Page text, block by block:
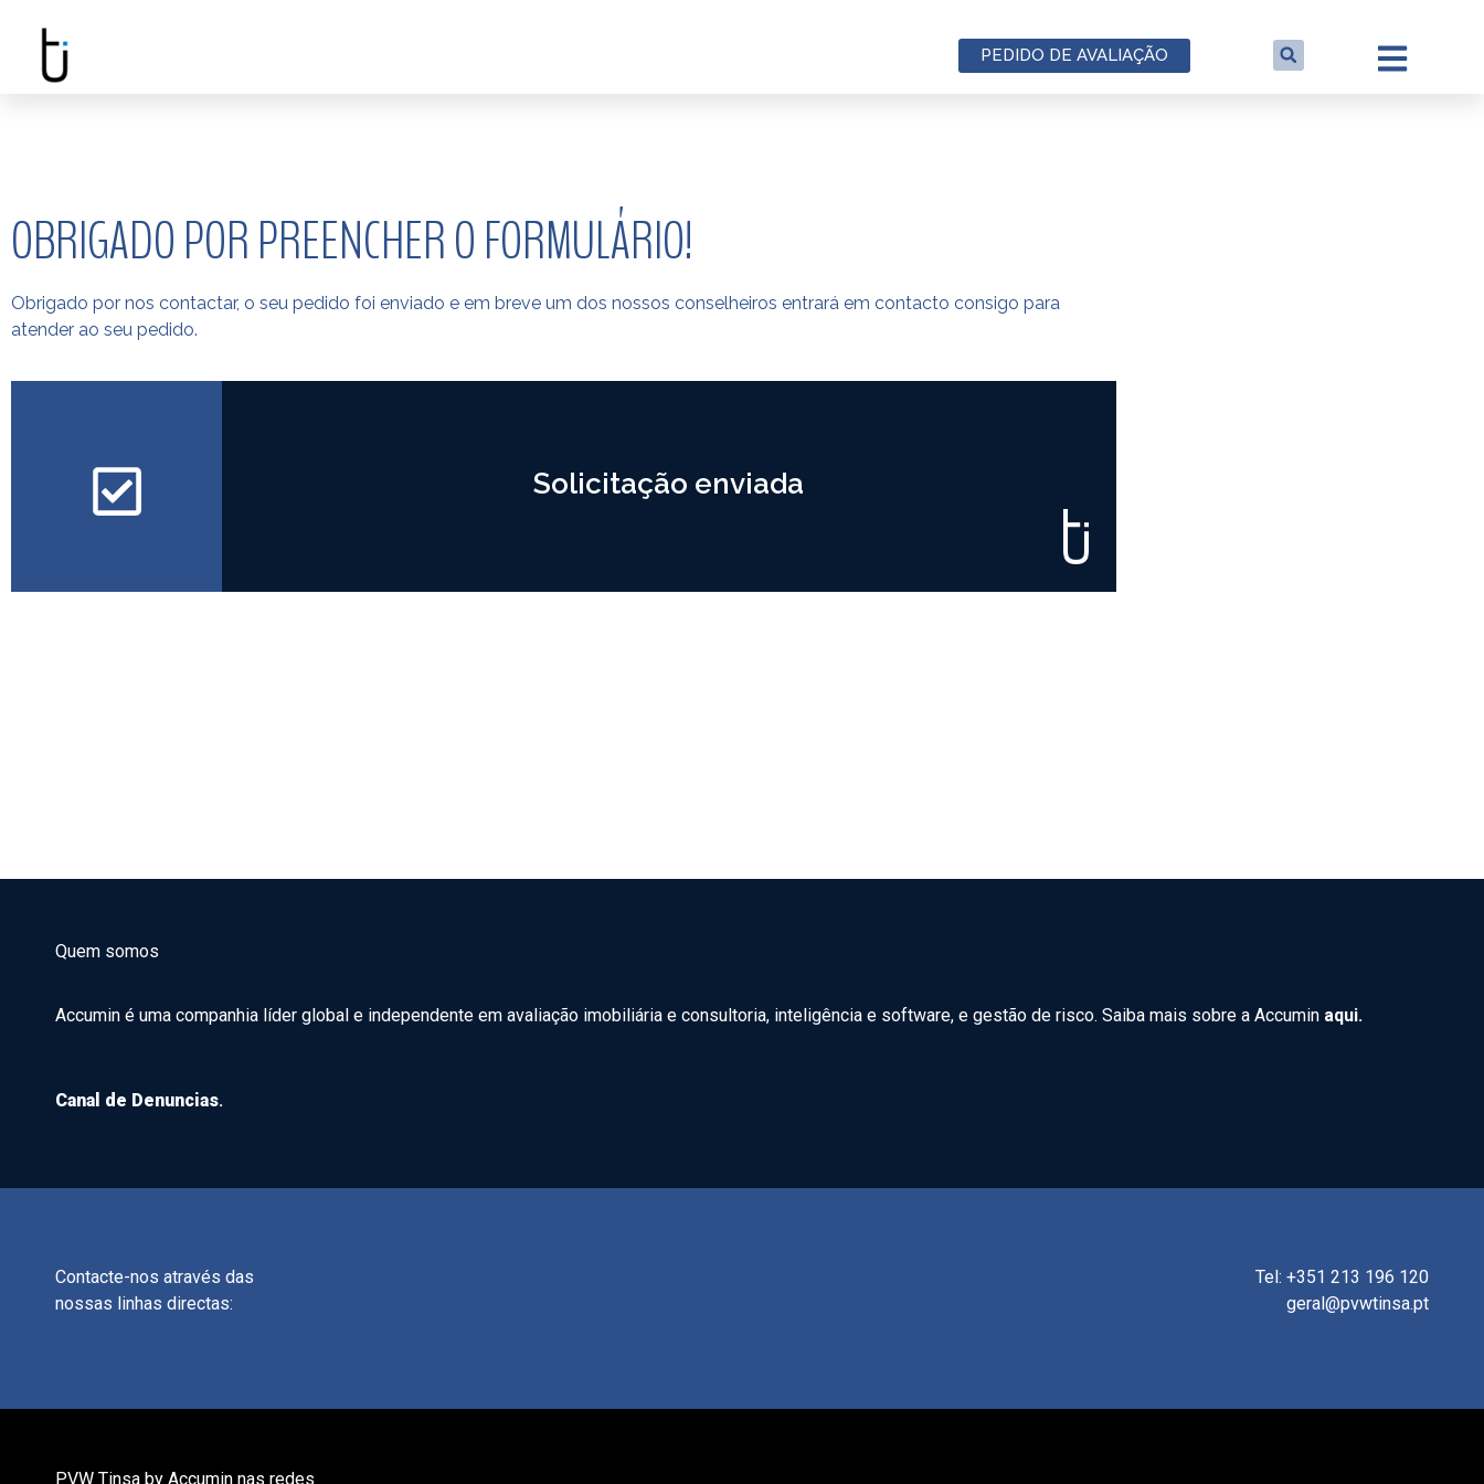
PEDIDO DE AVALIAÇÃO
OBRIGADO POR PREENCHER O FORMULÁRIO!
Obrigado por nos contactar, o seu pedido foi enviado e em breve um dos nossos conselheiros entrará em contacto consigo para
atender ao seu pedido.
Solicitação enviada
Quem somos
Accumin é uma companhia líder global e independente em avaliação imobiliária e consultoria, inteligência e software, e gestão de risco. Saiba mais sobre a Accumin aqui.
Canal de Denuncias.
Contacte-nos através das
nossas linhas directas:
Tel: +351 213 196 120
geral@pvwtinsa.pt
PVW Tinsa by Accumin nas redes